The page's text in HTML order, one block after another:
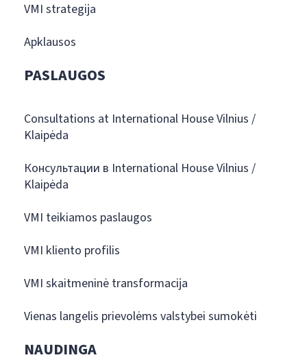
VMI strategija
Apklausos
PASLAUGOS
Consultations at International House Vilnius /
Klaipėda
Консультации в International House Vilnius /
Klaipėda
VMI teikiamos paslaugos
VMI kliento profilis
VMI skaitmeninė transformacija
Vienas langelis prievolėms valstybei sumokėti
NAUDINGA